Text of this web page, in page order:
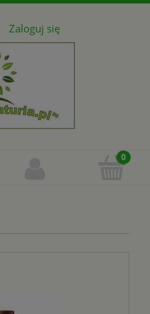
Zaloguj się